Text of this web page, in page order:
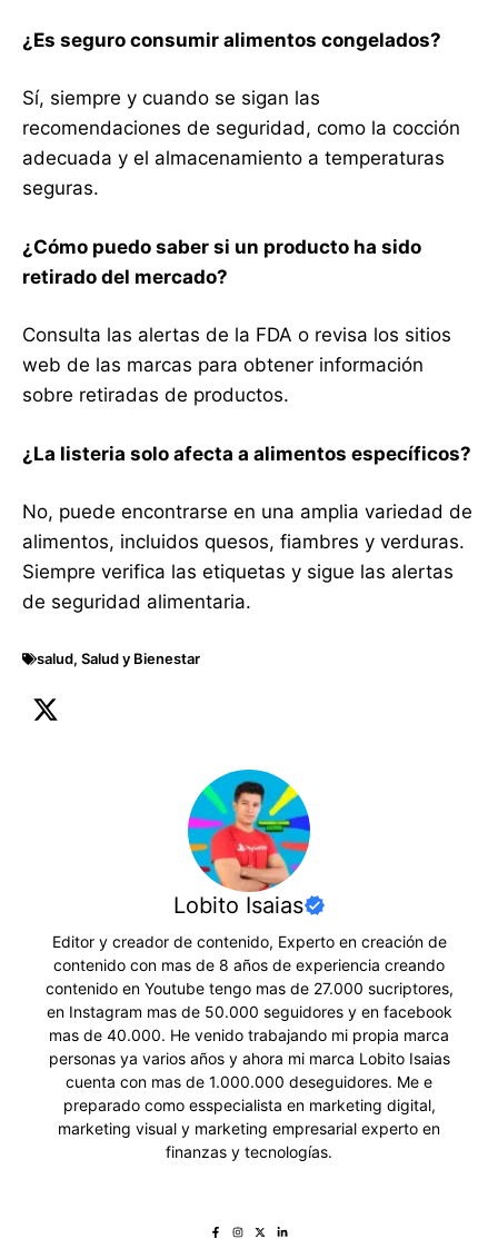
¿Es seguro consumir alimentos congelados?
Sí, siempre y cuando se sigan las
recomendaciones de seguridad, como la cocción
adecuada y el almacenamiento a temperaturas
seguras.
¿Cómo puedo saber si un producto ha sido
retirado del mercado?
Consulta las alertas de la FDA o revisa los sitios
web de las marcas para obtener información
sobre retiradas de productos.
¿La listeria solo afecta a alimentos específicos?
No, puede encontrarse en una amplia variedad de
alimentos, incluidos quesos, fiambres y verduras.
Siempre verifica las etiquetas y sigue las alertas
de seguridad alimentaria.
salud, Salud y Bienestar
Lobito Isaias
Editor y creador de contenido, Experto en creación de
contenido con mas de 8 años de experiencia creando
contenido en Youtube tengo mas de 27.000 sucriptores,
en Instagram mas de 50.000 seguidores y en facebook
mas de 40.000. He venido trabajando mi propia marca
personas ya varios años y ahora mi marca Lobito Isaias
cuenta con mas de 1.000.000 deseguidores. Me e
preparado como esspecialista en marketing digital,
marketing visual y marketing empresarial experto en
finanzas y tecnologías.